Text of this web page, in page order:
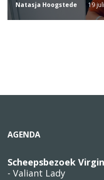
Natasja Hoogstede 19
AGENDA
Scheepsbezoek
- Valiant Lady